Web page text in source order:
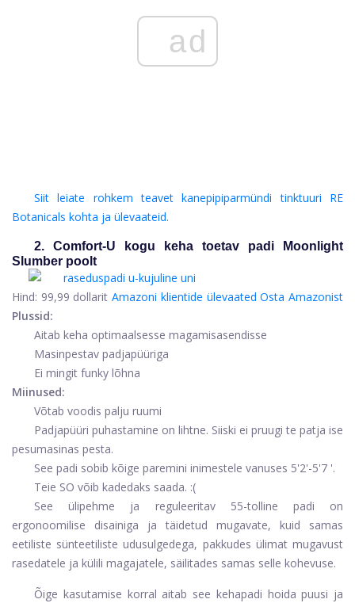
ad
Siit leiate rohkem teavet kanepipiparmündi tinktuuri RE
Botanicals kohta ja ülevaateid.
2. Comfort-U kogu keha toetav padi Moonlight
Slumber poolt
Hind: 99,99 dollarit Amazoni klientide ülevaated Osta Amazonist
Plussid:
Aitab keha optimaalsesse magamisasendisse
Masinpestav padjapüüriga
Ei mingit funky lõhna
Miinused:
Võtab voodis palju ruumi
Padjapüüri puhastamine on lihtne. Siiski ei pruugi te patja ise
pesumasinas pesta.
See padi sobib kõige paremini inimestele vanuses 5'2'-5'7 '.
Teie SO võib kadedaks saada. :(
See ülipehme ja reguleeritav 55-tolline padi on
ergonoomilise disainiga ja täidetud mugavate, kuid samas
eetiliste sünteetiliste udusulgedega, pakkudes ülimat mugavust
rasedatele ja külili magajatele, säilitades samas selle kohevuse.
Õige kasutamise korral aitab see kehapadi hoida puusi ja